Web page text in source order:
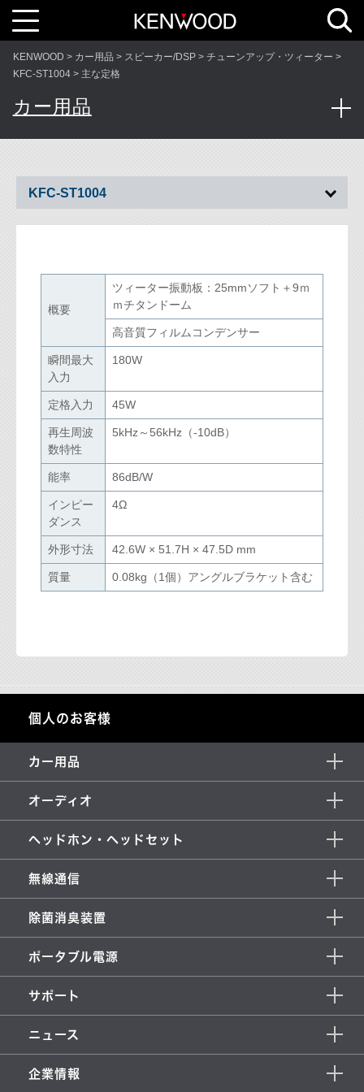
T
o
g
g
l
e
n
i
g
i
KENWOOD カー用品 スピーカー/DSP
チューンアップ・ツィーター
KFC-ST1004
主な定格
カー用品
KFC-ST1004
概要
ツィーター振動板：25mmソフト＋9ｍ
ｍチタンドーム
高音質フィルムコンデンサー
瞬間最大
入力
180W
定格入力 45W
再生周波
数特性
5kHz～56kHz（-10dB）
能率 86dB/W
インピー
ダンス
4Ω
外形寸法 42.6W × 51.7H × 47.5D mm
質量 0.08kg（1個）アングルブラケット含む
個人のお客様
カー用品
オーディオ
ヘッドホン・ヘッドセット
無線通信
除菌消臭装置
ポータブル電源
サポート
ニュース
企業情報